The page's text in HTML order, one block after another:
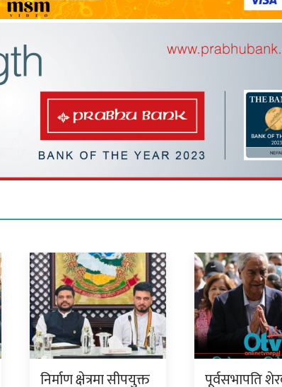
निर्माण क्षेत्रमा सीपयुक्त पूर्वसभापति